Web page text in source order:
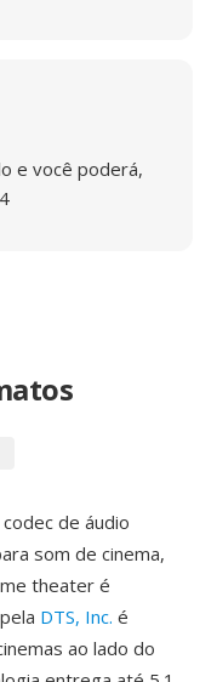
e você poderá,
de áudio
som de cinema,
theater é
DTS, Inc. é
ao lado do